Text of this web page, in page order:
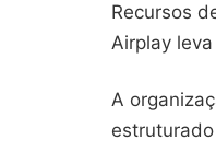
Recursos
Airplay
A